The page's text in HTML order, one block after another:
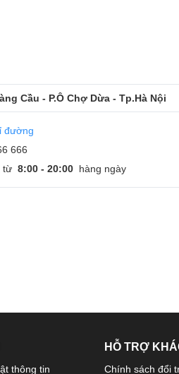
mang đến sự mượt mà khi chạy
là chiếc laptop đáng cân nhắc dành
Cầu - P.Ô Chợ Dừa - Tp.Hà Nội
đường
666
từ 8:00 - 20:00 hàng ngày
thông tin
HỖ TRỢ
Chính sách đổi